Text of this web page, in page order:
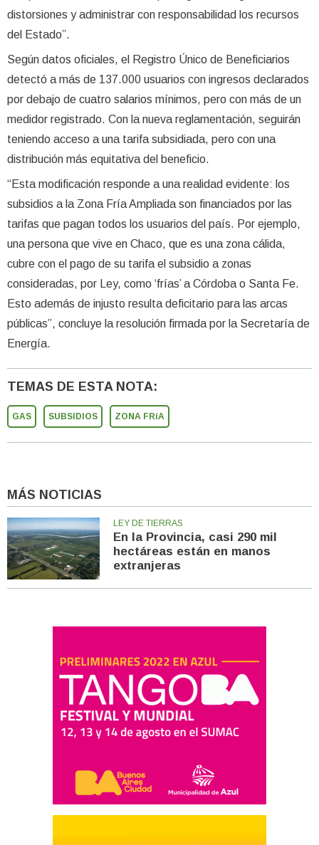
distorsiones y administrar con responsabilidad los recursos
del Estado”.
Según datos oficiales, el Registro Único de Beneficiarios
detectó a más de 137.000 usuarios con ingresos declarados
por debajo de cuatro salarios mínimos, pero con más de un
medidor registrado. Con la nueva reglamentación, seguirán
teniendo acceso a una tarifa subsidiada, pero con una
distribución más equitativa del beneficio.
“Esta modificación responde a una realidad evidente: los
subsidios a la Zona Fría Ampliada son financiados por las
tarifas que pagan todos los usuarios del país. Por ejemplo,
una persona que vive en Chaco, que es una zona cálida,
cubre con el pago de su tarifa el subsidio a zonas
consideradas, por Ley, como ‘frías’ a Córdoba o Santa Fe.
Esto además de injusto resulta deficitario para las arcas
públicas”, concluye la resolución firmada por la Secretaría de
Energía.
TEMAS DE ESTA NOTA:
GAS SUBSIDIOS ZONA FRíA
MÁS NOTICIAS
LEY DE TIERRAS
En la Provincia, casi 290 mil
hectáreas están en manos
extranjeras